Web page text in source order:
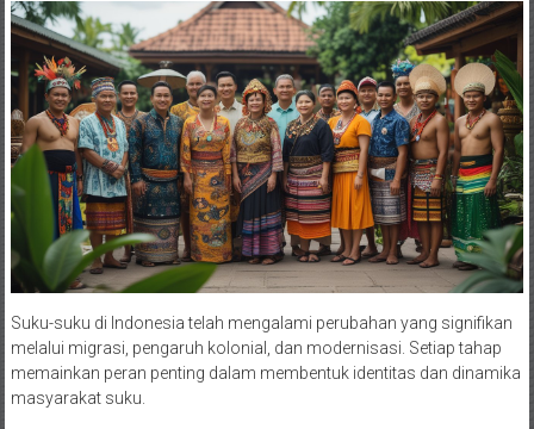
Suku-suku di Indonesia telah mengalami perubahan yang signifikan
melalui migrasi, pengaruh kolonial, dan modernisasi. Setiap tahap
memainkan peran penting dalam membentuk identitas dan dinamika
masyarakat suku.